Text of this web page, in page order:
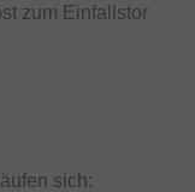
zum Einfallstor
sich: